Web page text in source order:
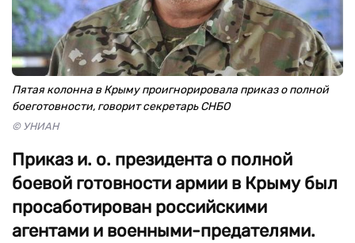
Пятая колонна в Крыму проигнорировала приказ о полной
боеготовности, говорит секретарь СНБО
© УНИАН
Приказ и. о. президента о полной
боевой готовности армии в Крыму был
просаботирован российскими
агентами и военными-предателями.